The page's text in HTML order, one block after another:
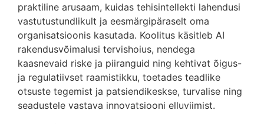
praktiline arusaam, kuidas tehisintellekti lahendusi
vastutustundlikult ja eesmärgipäraselt oma
organisatsioonis kasutada. Koolitus käsitleb AI
rakendusvõimalusi tervishoius, nendega
kaasnevaid riske ja piiranguid ning kehtivat õigus-
ja regulatiivset raamistikku, toetades teadlike
otsuste tegemist ja patsiendikeskse, turvalise ning
seadustele vastava innovatsiooni elluviimist.